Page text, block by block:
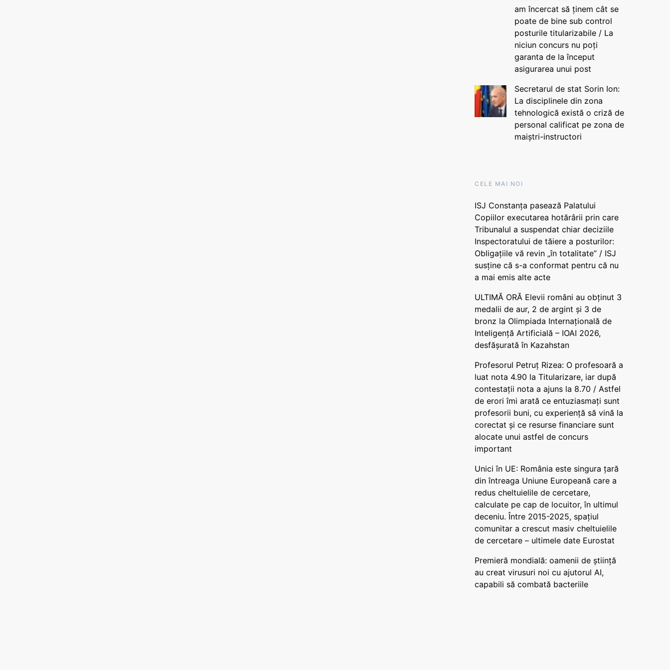
am încercat să ținem cât se
poate de bine sub control
posturile titularizabile / La
niciun concurs nu poți
garanta de la început
asigurarea unui post
Secretarul de stat Sorin Ion:
La disciplinele din zona
tehnologică există o criză de
personal calificat pe zona de
maiștri-instructori
CELE MAI NOI
ISJ Constanța pasează Palatului
Copiilor executarea hotărârii prin care
Tribunalul a suspendat chiar deciziile
Inspectoratului de tăiere a posturilor:
Obligațiile vă revin „în totalitate” / ISJ
susține că s-a conformat pentru că nu
a mai emis alte acte
ULTIMĂ ORĂ Elevii români au obținut 3
medalii de aur, 2 de argint și 3 de
bronz la Olimpiada Internațională de
Inteligență Artificială – IOAI 2026,
desfășurată în Kazahstan
Profesorul Petruț Rizea: O profesoară a
luat nota 4.90 la Titularizare, iar după
contestații nota a ajuns la 8.70 / Astfel
de erori îmi arată ce entuziasmați sunt
profesorii buni, cu experiență să vină la
corectat și ce resurse financiare sunt
alocate unui astfel de concurs
important
Unici în UE: România este singura țară
din întreaga Uniune Europeană care a
redus cheltuielile de cercetare,
calculate pe cap de locuitor, în ultimul
deceniu. Între 2015-2025, spațiul
comunitar a crescut masiv cheltuielile
de cercetare – ultimele date Eurostat
Premieră mondială: oamenii de știință
au creat virusuri noi cu ajutorul AI,
capabili să combată bacteriile